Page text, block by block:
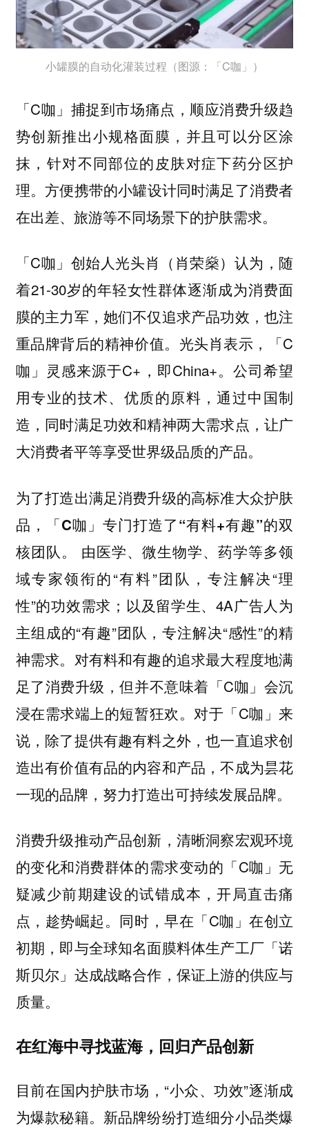
小罐膜的自动化灌装过程（图源：「C咖」）
「C咖」捕捉到市场痛点，顺应消费升级趋
势创新推出小规格面膜，并且可以分区涂
抹，针对不同部位的皮肤对症下药分区护
理。方便携带的小罐设计同时满足了消费者
在出差、旅游等不同场景下的护肤需求。
「C咖」创始人光头肖（肖荣燊）认为，随
着21-30岁的年轻女性群体逐渐成为消费面
膜的主力军，她们不仅追求产品功效，也注
重品牌背后的精神价值。光头肖表示，「C
咖」灵感来源于C+，即China+。 公司希望
用专业的技术、优质的原料，通过中国制
造，同时满足功效和精神两大需求点，让广
大消费者平等享受世界级品质的产品。
为了打造出满足消费升级的高标准大众护肤
品，
「C咖」专门打造了“有料+有趣”的双
核团队 。 由医学、微生物学、药学等多领
域专家领衔的“有料”团队，专注解决“理
性”的功效需求；以及留学生、4A广告人为
主组成的“有趣”团队，专注解决“感性”的精
神需求。对有料和有趣的追求最大程度地满
足了消费升级，但并不意味着「C咖」会沉
浸在需求端上的短暂狂欢。对于「C咖」来
说，除了提供有趣有料之外，也一直追求创
造出有价值有品的内容和产品，不成为昙花
一现的品牌，努力打造出可持续发展品牌。
消费升级推动产品创新，清晰洞察宏观环境
的变化和消费群体的需求变动的「C咖」无
疑减少前期建设的试错成本，开局直击痛
点，趁势崛起。同时，早在「C咖」在创立
初期，即与全球知名面膜料体生产工厂「诺
斯贝尔」达成战略合作，保证上游的供应与
质量。
在红海中寻找蓝海，回归产品创新
目前在国内护肤市场，“小众、功效”逐渐成
为爆款秘籍。新品牌纷纷打造细分小品类爆